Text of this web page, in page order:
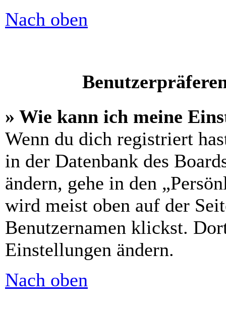
Nach oben
» Wie kann ich meine
Wenn du dich registriert
in der Datenbank des
ändern, gehe in den
wird meist oben auf der
Benutzernamen klickst.
Einstellungen ändern.
Nach oben